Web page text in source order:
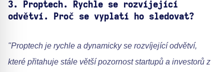
3.
Proptech. Rychle se rozvíjející
odvětví. Proč se vyplatí ho sledovat?
"Proptech je rychle a dynamicky se rozvíjející odvětví,
které přitahuje stále větší pozornost startupů a investorů z